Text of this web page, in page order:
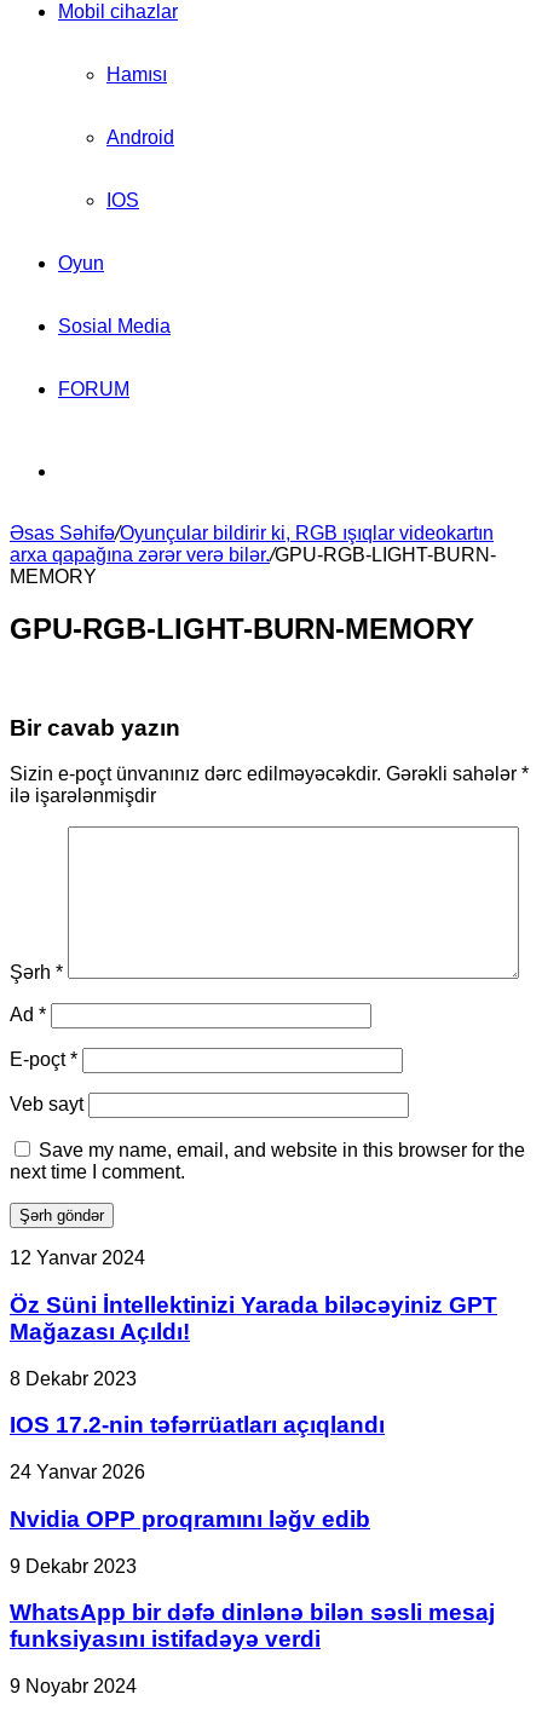
Mobil cihazlar
Hamısı
Android
IOS
Oyun
Sosial Media
FORUM
for
Əsas Səhifə/Oyunçular bildirir ki, RGB ışıqlar videokartın
arxa qapağına zərər verə bilər./GPU-RGB-LIGHT-BURN-
MEMORY
GPU-RGB-LIGHT-BURN-MEMORY
Bir cavab yazın
Sizin e-poçt ünvanınız dərc edilməyəcəkdir. Gərəkli sahələr *
ilə işarələnmişdir
Şərh *
Ad *
E-poçt*
Veb sayt
Save my name, email, and website in this browser for the
next time I comment.
Öz
İntellektinizi
Yarada
biləcəyiniz
Mağazası
12 Yanvar 2024
Öz Süni İntellektinizi Yarada biləcəyiniz GPT
Mağazası Açıldı!
IOS
nin
açıqlandı
8 Dekabr 2023
IOS 17.2-nin təfərrüatları açıqlandı
Nvidia
proqramını
ləğv
edib
24 Yanvar 2026
Nvidia OPP proqramını ləğv edib
WhatsApp
dəfə
dinlənə
bilən
səsli
mesaj
9 Dekabr 2023
WhatsApp bir dəfə dinlənə bilən səsli mesaj
funksiyasını istifadəyə verdi
Intel
9 Noyabr 2024